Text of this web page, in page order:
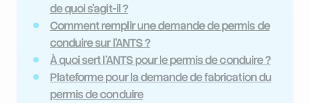
de quoi s’agit-il ?
Comment remplir une demande de permis de
conduire sur l’ANTS ?
À quoi sert l’ANTS pour le permis de conduire ?
Plateforme pour la demande de fabrication du
permis de conduire